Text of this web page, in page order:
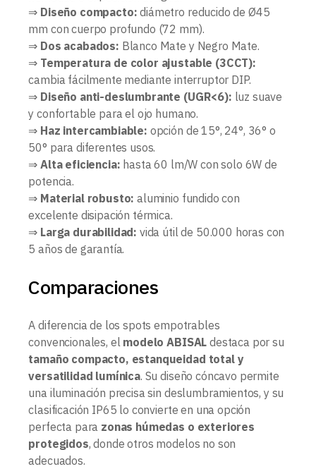
⇒ Diseño compacto: diámetro reducido de Ø45
mm con cuerpo profundo (72 mm).
⇒ Dos acabados: Blanco Mate y Negro Mate.
⇒ Temperatura de color ajustable (3CCT):
cambia fácilmente mediante interruptor DIP.
⇒ Diseño anti-deslumbrante (UGR<6): luz suave
y confortable para el ojo humano.
⇒ Haz intercambiable: opción de 15°, 24°, 36° o
50° para diferentes usos.
⇒ Alta eficiencia: hasta 60 lm/W con solo 6W de
potencia.
⇒ Material robusto: aluminio fundido con
excelente disipación térmica.
⇒ Larga durabilidad: vida útil de 50.000 horas con
5 años de garantía.
Comparaciones
A diferencia de los spots empotrables
convencionales, el modelo ABISAL destaca por su
tamaño compacto, estanqueidad total y
versatilidad lumínica. Su diseño cóncavo permite
una iluminación precisa sin deslumbramientos, y su
clasificación IP65 lo convierte en una opción
perfecta para zonas húmedas o exteriores
protegidos, donde otros modelos no son
adecuados.